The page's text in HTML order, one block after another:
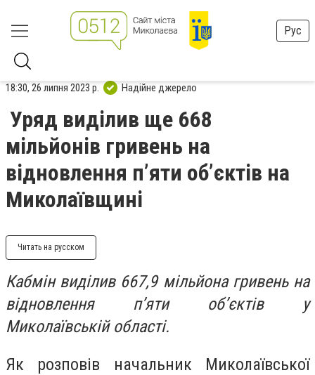
Рус
18:30, 26 липня 2023 р. Надійне джерело
Уряд виділив ще 668
мільйонів гривень на
відновлення п’яти об’єктів на
Миколаївщині
Читать на русском
Кабмін виділив 667,9 мільйона гривень на
відновлення п’яти об’єктів у
Миколаївській області.
Як розповів начальник Миколаївської